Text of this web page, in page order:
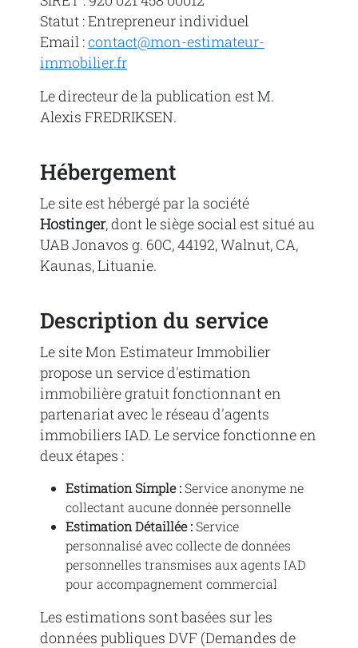
Statut : Entrepreneur individuel
Email :contact@mon-estimateur-
immobilier.fr
Le directeur de la publication est M.
Alexis FREDRIKSEN.
Hébergement
Le site est hébergé par la société
Hostinger, dont le siège social est situé au
UAB Jonavos g. 60C, 44192, Walnut, CA,
Kaunas, Lituanie.
Description du service
Le site Mon Estimateur Immobilier
propose un service d'estimation
immobilière gratuit fonctionnant en
partenariat avec le réseau d'agents
immobiliers IAD. Le service fonctionne en
deux étapes :
Estimation Simple :Service anonyme ne
collectant aucune donnée personnelle
Estimation Détaillée :Service
personnalisé avec collecte de données
personnelles transmises aux agents IAD
pour accompagnement commercial
Les estimations sont basées sur les
données publiques DVF (Demandes de